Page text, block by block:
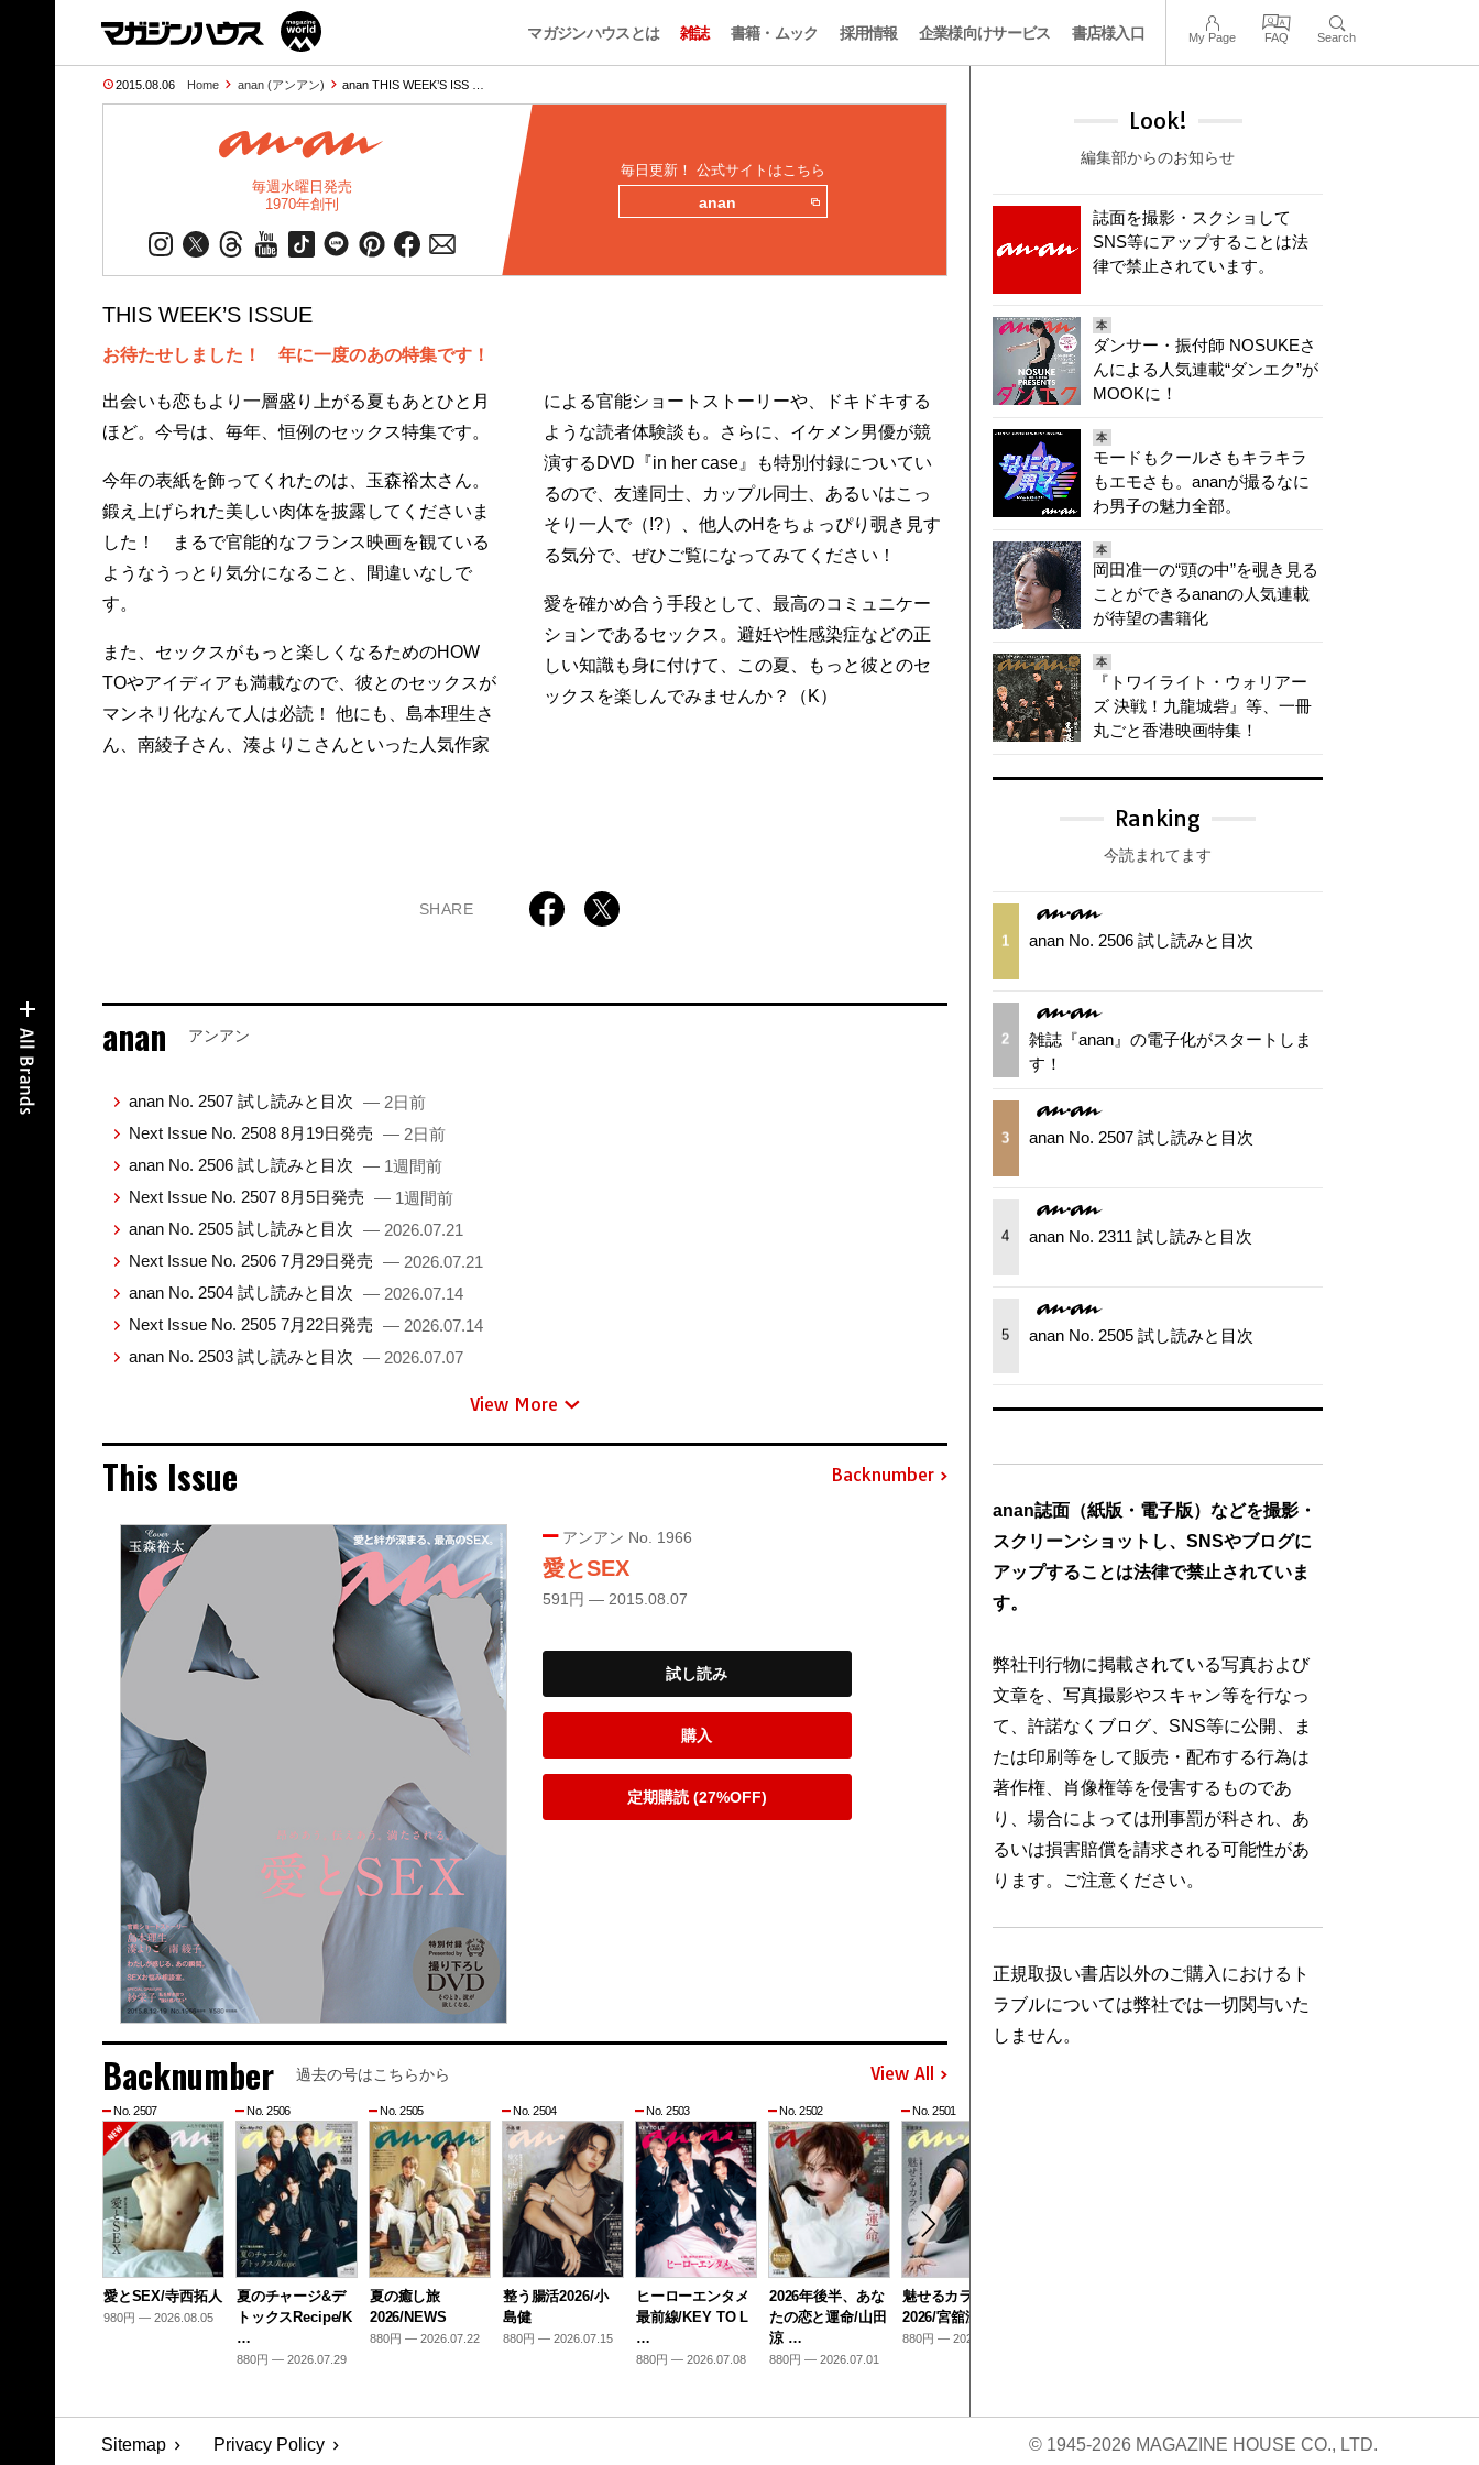
マガジンハウスとは 雑誌 書籍・ムック 採用情報 企業様向けサービス 書店様入口 My Page FAQ Search
2015.08.06 Home anan (アンアン) anan THIS WEEK’S ISS …
毎週水曜日発売
1970年創刊
毎日更新！ 公式サイトはこちら
anan
THIS WEEK’S ISSUE
お待たせしました！ 年に一度のあの特集です！
出会いも恋もより一層盛り上がる夏もあとひと月
ほど。今号は、毎年、恒例のセックス特集です。
今年の表紙を飾ってくれたのは、玉森裕太さん。
鍛え上げられた美しい肉体を披露してくださいま
した！ まるで官能的なフランス映画を観ている
ようなうっとり気分になること、間違いなしで
す。
また、セックスがもっと楽しくなるためのHOW
TOやアイディアも満載なので、彼とのセックスが
マンネリ化なんて人は必読！ 他にも、島本理生さ
ん、南綾子さん、湊よりこさんといった人気作家
による官能ショートストーリーや、ドキドキする
ような読者体験談も。さらに、イケメン男優が競
演するDVD『in her case』も特別付録についてい
るので、友達同士、カップル同士、あるいはこっ
そり一人で（!?）、他人のHをちょっぴり覗き見す
る気分で、ぜひご覧になってみてください！
愛を確かめ合う手段として、最高のコミュニケー
ションであるセックス。避妊や性感染症などの正
しい知識も身に付けて、この夏、もっと彼とのセ
ックスを楽しんでみませんか？（K）
SHARE
anan アンアン
anan No. 2507 試し読みと目次 — 2日前
Next Issue No. 2508 8月19日発売 — 2日前
anan No. 2506 試し読みと目次 — 1週間前
Next Issue No. 2507 8月5日発売 — 1週間前
anan No. 2505 試し読みと目次 — 2026.07.21
Next Issue No. 2506 7月29日発売 — 2026.07.21
anan No. 2504 試し読みと目次 — 2026.07.14
Next Issue No. 2505 7月22日発売 — 2026.07.14
anan No. 2503 試し読みと目次 — 2026.07.07
View More
This Issue Backnumber
アンアン No. 1966
愛とSEX
591円 — 2015.08.07
試し読み
購入
定期購読 (27%OFF)
Backnumber 過去の号はこちらから View All
No. 2507
愛とSEX/寺西拓人
980円 — 2026.08.05
No. 2506
夏のチャージ&デ
トックスRecipe/K
…
880円 — 2026.07.29
No. 2505
夏の癒し旅
2026/NEWS
880円 — 2026.07.22
No. 2504
整う腸活2026/小
島健
880円 — 2026.07.15
No. 2503
ヒーローエンタメ
最前線/KEY TO L
…
880円 — 2026.07.08
No. 2502
2026年後半、あな
たの恋と運命/山田
涼 …
880円 — 2026.07.01
No. 2501
魅せるカラダ
2026/宮舘涼太
880円 — 2026.06.24
Look!
編集部からのお知らせ
誌面を撮影・スクショして
SNS等にアップすることは法
律で禁止されています。
本
ダンサー・振付師 NOSUKEさ
んによる人気連載“ダンエク”が
MOOKに！
本
モードもクールさもキラキラ
もエモさも。ananが撮るなに
わ男子の魅力全部。
本
岡田准一の“頭の中”を覗き見る
ことができるananの人気連載
が待望の書籍化
本
『トワイライト・ウォリアー
ズ 決戦！九龍城砦』等、一冊
丸ごと香港映画特集！
Ranking
今読まれてます
1 anan No. 2506 試し読みと目次
2
雑誌『anan』の電子化がスタートしま
す！
3 anan No. 2507 試し読みと目次
4 anan No. 2311 試し読みと目次
5 anan No. 2505 試し読みと目次
anan誌面（紙版・電子版）などを撮影・
スクリーンショットし、SNSやブログに
アップすることは法律で禁止されていま
す。
弊社刊行物に掲載されている写真および
文章を、写真撮影やスキャン等を行なっ
て、許諾なくブログ、SNS等に公開、ま
たは印刷等をして販売・配布する行為は
著作権、肖像権等を侵害するものであ
り、場合によっては刑事罰が科され、あ
るいは損害賠償を請求される可能性があ
ります。ご注意ください。
正規取扱い書店以外のご購入におけるト
ラブルについては弊社では一切関与いた
しません。
Sitemap Privacy Policy © 1945-2026 MAGAZINE HOUSE CO., LTD.